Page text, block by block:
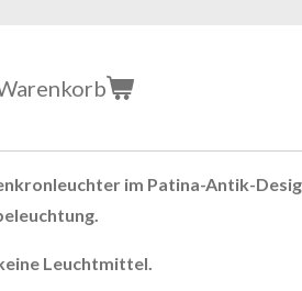
im Patina-Antik-
Leuchtmittel.